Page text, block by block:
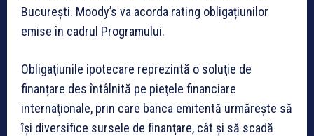
București. Moody’s va acorda rating obligațiunilor
emise în cadrul Programului.
Obligaţiunile ipotecare reprezintă o soluţie de
finanțare des întâlnită pe pieţele financiare
internaţionale, prin care banca emitentă urmărește să
își diversifice sursele de finanţare, cât și să scadă